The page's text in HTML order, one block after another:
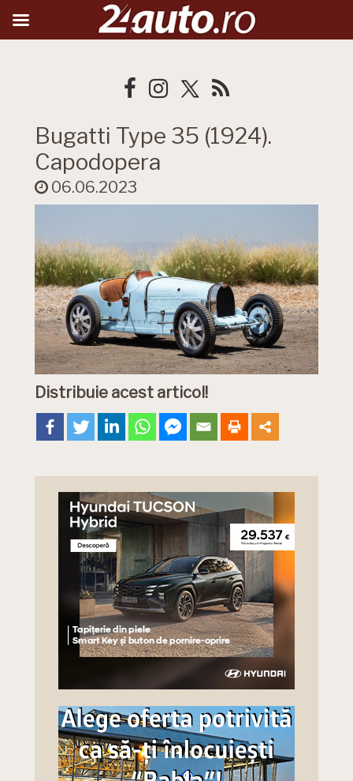
Bugatti Type 35 (1924).
Capodopera
06.06.2023
Distribuie acest articol!